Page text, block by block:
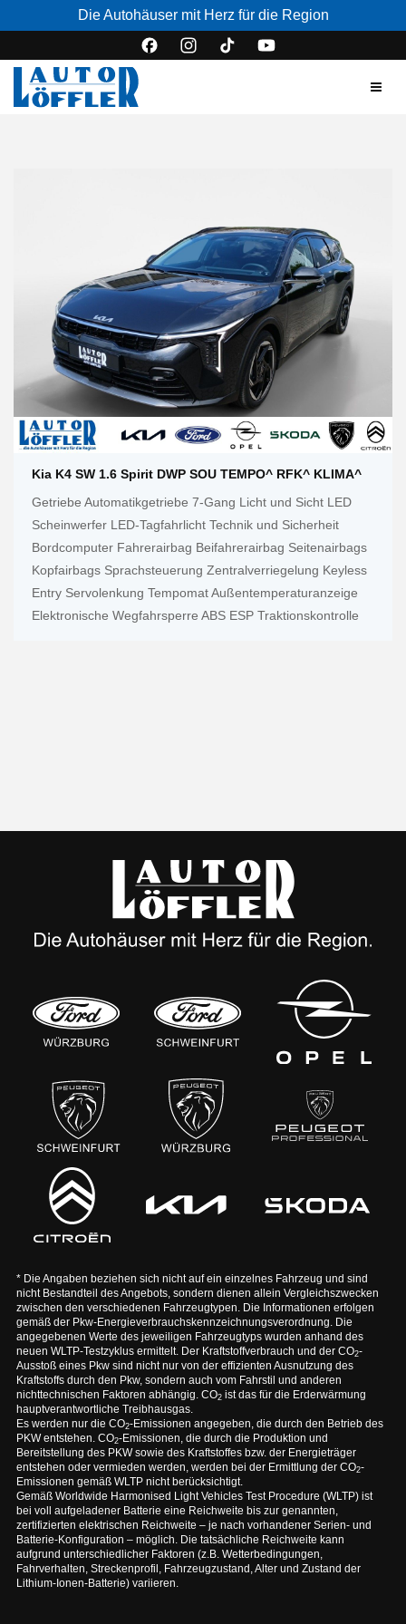
Die Autohäuser mit Herz für die Region
Kia K4 SW 1.6 Spirit DWP SOU TEMPO^ RFK^ KLIMA^
Getriebe Automatikgetriebe 7-Gang Licht und Sicht LED
Scheinwerfer LED-Tagfahrlicht Technik und Sicherheit
Bordcomputer Fahrerairbag Beifahrerairbag Seitenairbags
Kopfairbags Sprachsteuerung Zentralverriegelung Keyless
Entry Servolenkung Tempomat Außentemperaturanzeige
Elektronische Wegfahrsperre ABS ESP Traktionskontrolle
* Die Angaben beziehen sich nicht auf ein einzelnes Fahrzeug und sind
nicht Bestandteil des Angebots, sondern dienen allein Vergleichszwecken
zwischen den verschiedenen Fahrzeugtypen. Die Informationen erfolgen
gemäß der Pkw-Energieverbrauchskennzeichnungsverordnung. Die
angegebenen Werte des jeweiligen Fahrzeugtyps wurden anhand des
neuen WLTP-Testzyklus ermittelt. Der Kraftstoffverbrauch und der CO2-
Ausstoß eines Pkw sind nicht nur von der effizienten Ausnutzung des
Kraftstoffs durch den Pkw, sondern auch vom Fahrstil und anderen
nichttechnischen Faktoren abhängig. CO2ist das für die Erderwärmung
hauptverantwortliche Treibhausgas.
Es werden nur die CO2-Emissionen angegeben, die durch den Betrieb des
PKW entstehen. CO2-Emissionen, die durch die Produktion und
Bereitstellung des PKW sowie des Kraftstoffes bzw. der Energieträger
entstehen oder vermieden werden, werden bei der Ermittlung der CO2-
Emissionen gemäß WLTP nicht berücksichtigt.
Gemäß Worldwide Harmonised Light Vehicles Test Procedure (WLTP) ist
bei voll aufgeladener Batterie eine Reichweite bis zur genannten,
zertifizierten elektrischen Reichweite – je nach vorhandener Serien- und
Batterie-Konfiguration – möglich. Die tatsächliche Reichweite kann
aufgrund unterschiedlicher Faktoren (z.B. Wetterbedingungen,
Fahrverhalten, Streckenprofil, Fahrzeugzustand, Alter und Zustand der
Lithium-Ionen-Batterie) variieren.